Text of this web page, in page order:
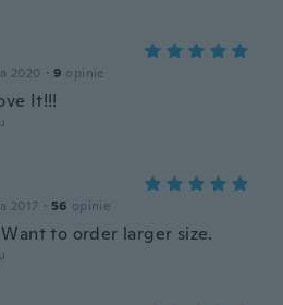
2020 · 9 opinie
It!!!
2017 · 56 opinie
to order larger size.